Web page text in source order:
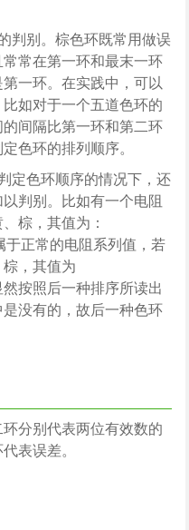
判别。棕色环既常用做误
常在第一环和最末一环
一环。在实践中，可以
如对于一个五道色环的
间隔比第一环和第二环
色环的排列顺序。
定色环顺序的情况下，还
判别。比如有一个电阻
棕，其值为：
正常的电阻系列值，若
，其值为
按照后一种排序所读出
没有的，故后一种色环
环分别代表两位有效数的
表误差。